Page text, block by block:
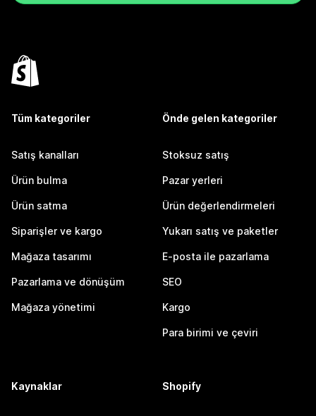
Tüm kategoriler
Satış kanalları
Ürün bulma
Ürün satma
Siparişler ve kargo
Mağaza tasarımı
Pazarlama ve dönüşüm
Mağaza yönetimi
Önde gelen kategoriler
Stoksuz satış
Pazar yerleri
Ürün değerlendirmeleri
Yukarı satış ve paketler
E-posta ile pazarlama
SEO
Kargo
Para birimi ve çeviri
Kaynaklar Shopify